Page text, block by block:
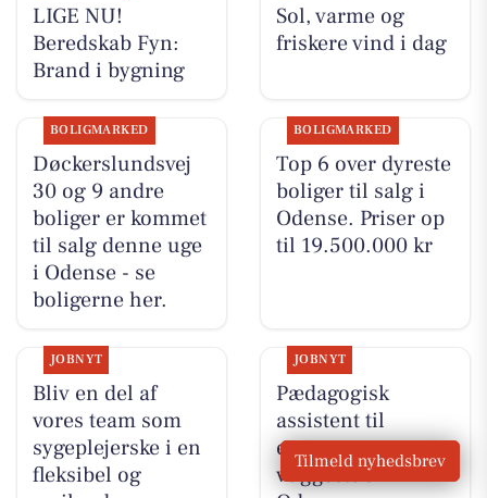
LIGE NU!
Beredskab Fyn:
Brand i bygning
Sol, varme og
friskere vind i dag
BOLIGMARKED
Døckerslundsvej
30 og 9 andre
boliger er kommet
til salg denne uge
i Odense - se
boligerne her.
BOLIGMARKED
Top 6 over dyreste
boliger til salg i
Odense. Priser op
til 19.500.000 kr
JOBNYT
Bliv en del af
vores team som
sygeplejerske i en
fleksibel og
JOBNYT
Pædagogisk
assistent til
engageret
vuggestue i
Tilmeld nyhedsbrev